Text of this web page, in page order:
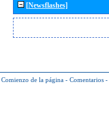
[Newsflashes]
Comienzo de la página - Comentarios -